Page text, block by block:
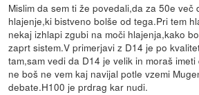
Mislim da sem ti že povedali,da za 50e več
hlajenje,ki bistveno bolše od tega.Pri tem
nekaj izhlapi zgubi na moči hlajenja,kako
zaprt sistem.V primerjavi z D14 je po
tam,sam vedi da D14 je velik in moraš
ne boš ne vem kaj navijal potle vzemi
debate.H100 je prdrag kar nudi.